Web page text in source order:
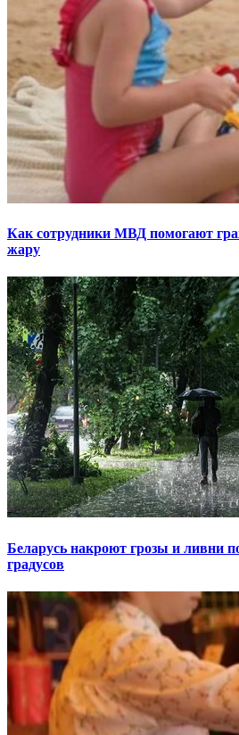
Как сотрудники МВД помогают
жару
Беларусь накроют грозы и ливни
градусов